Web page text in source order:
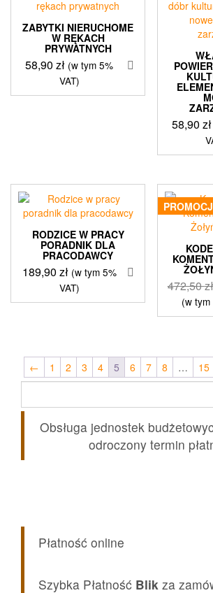
ZABYTKI NIERUCHOME
W RĘKACH
PRYWATNYCH
58,90zł (w tym 5%
VAT)
58,90 zł
RODZICE W PRACY
PORADNIK DLA
PRACODAWCY
189,90 zł (w tym 5%
VAT)
472,50zł
(w tym
← 1 2 3 4 5 6 7 8 … 15
Obsługa jednostek
odroczony termin
Płatność online
Szybka Płatność Blik za